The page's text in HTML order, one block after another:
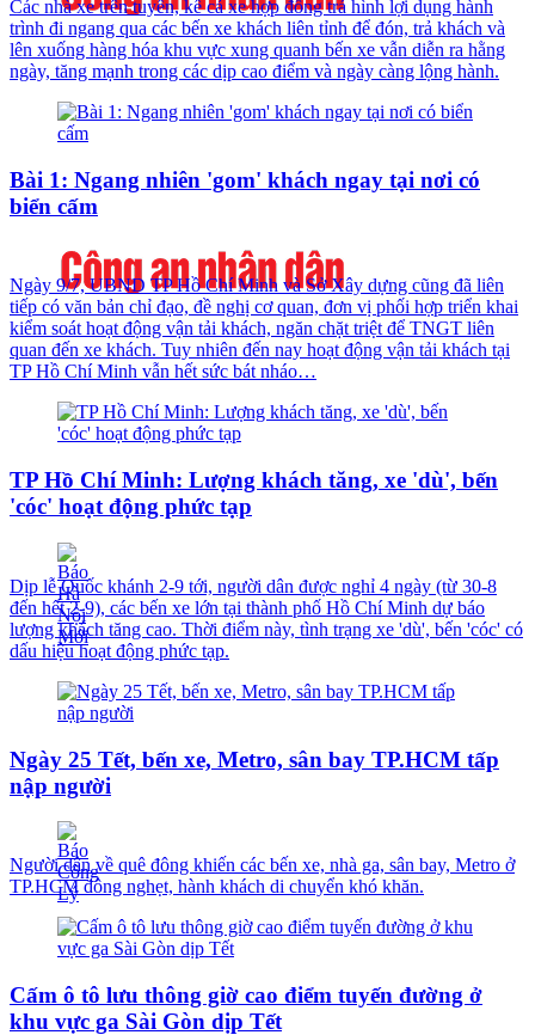
Các nhà xe trên tuyến, kể cả xe hợp đồng trá hình lợi dụng hành
trình đi ngang qua các bến xe khách liên tỉnh để đón, trả khách và
lên xuống hàng hóa khu vực xung quanh bến xe vẫn diễn ra hằng
ngày, tăng mạnh trong các dịp cao điểm và ngày càng lộng hành.
Bài 1: Ngang nhiên 'gom' khách ngay tại nơi có
biển cấm
Ngày 9/7, UBND TP Hồ Chí Minh và Sở Xây dựng cũng đã liên
tiếp có văn bản chỉ đạo, đề nghị cơ quan, đơn vị phối hợp triển khai
kiểm soát hoạt động vận tải khách, ngăn chặt triệt để TNGT liên
quan đến xe khách. Tuy nhiên đến nay hoạt động vận tải khách tại
TP Hồ Chí Minh vẫn hết sức bát nháo…
TP Hồ Chí Minh: Lượng khách tăng, xe 'dù', bến
'cóc' hoạt động phức tạp
Dịp lễ Quốc khánh 2-9 tới, người dân được nghỉ 4 ngày (từ 30-8
đến hết 2-9), các bến xe lớn tại thành phố Hồ Chí Minh dự báo
lượng khách tăng cao. Thời điểm này, tình trạng xe 'dù', bến 'cóc' có
dấu hiệu hoạt động phức tạp.
Ngày 25 Tết, bến xe, Metro, sân bay TP.HCM tấp
nập người
Người dân về quê đông khiến các bến xe, nhà ga, sân bay, Metro ở
TP.HCM đông nghẹt, hành khách di chuyển khó khăn.
Cấm ô tô lưu thông giờ cao điểm tuyến đường ở
khu vực ga Sài Gòn dịp Tết